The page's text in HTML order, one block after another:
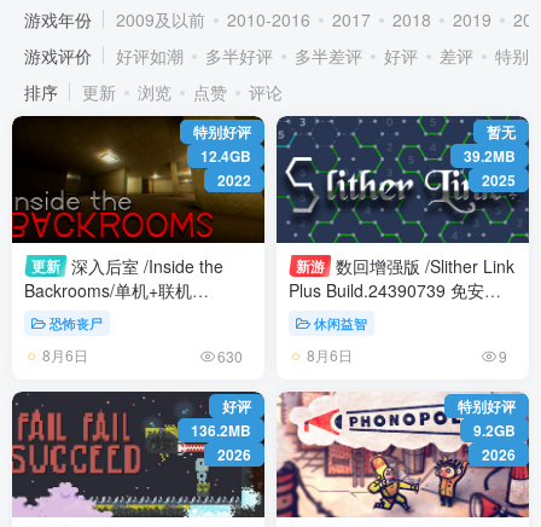
游戏年份
2009及以前 2010-2016 2017 2018 2019
游戏评价
好评如潮 多半好评 多半差评 好评 差评
特别
排序
更新 浏览 点赞 评论
特别好评
12.4GB
2022
更新 深入后室 /Inside the
Backrooms/单机+联机
Build.24477856 免安装中文
版
恐怖丧尸
8月6日 630
暂无
39.2MB
2025
新游 数回增强版 /Slither Link
Plus Build.24390739 免安装
中文版
休闲益智
8月6日 9
好评
136.2MB
2026
特别好评
9.2GB
2026